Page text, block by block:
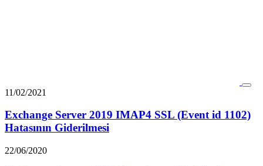
11/02/2021
Exchange Server 2019 IMAP4 SSL (Event id 1102)
Hatasının Giderilmesi
22/06/2020